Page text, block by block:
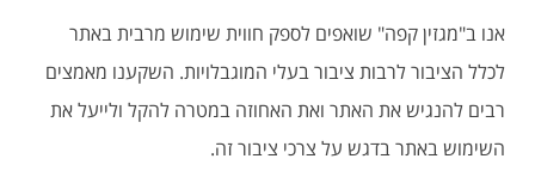
אנו ב"מגזין קפה" שואפים לספק חווית שימוש מרבית באתר
לכלל הציבור לרבות ציבור בעלי המוגבלויות. השקענו מאמצים
רבים להנגיש את האתר ואת האחוזה במטרה להקל ולייעל את
השימוש באתר בדגש על צרכי ציבור זה.